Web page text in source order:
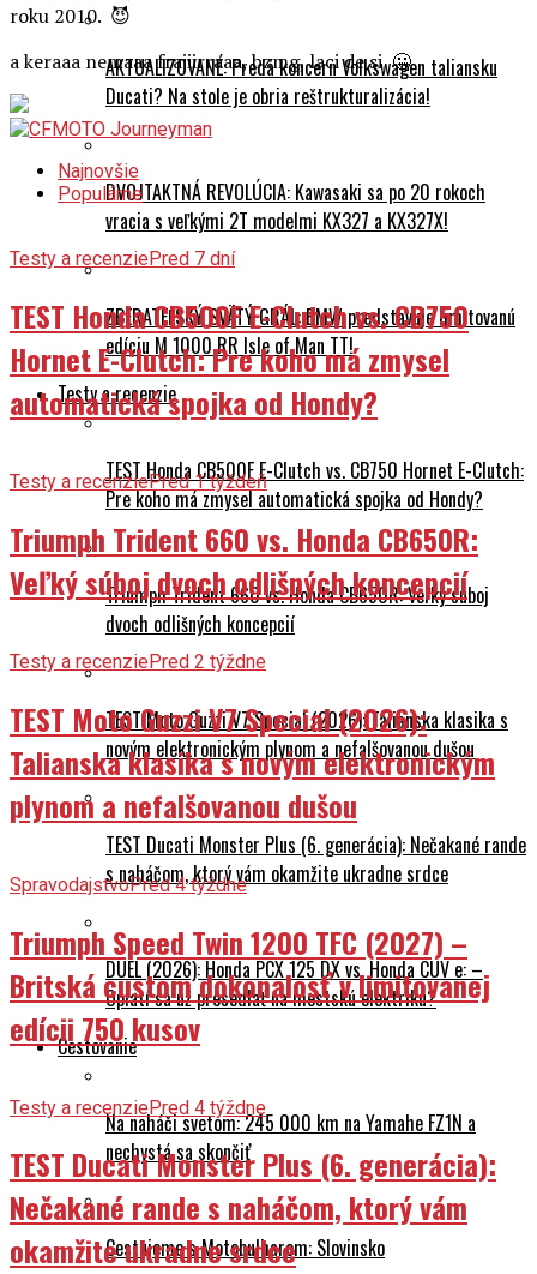
AKTUALIZOVANÉ: Predá koncern Volkswagen taliansku
Ducati? Na stole je obria reštrukturalizácia!
DVOJTAKTNÁ REVOLÚCIA: Kawasaki sa po 20 rokoch
vracia s veľkými 2T modelmi KX327 a KX327X!
ZBERATEĽSKÝ SVÄTÝ GRÁL: BMW predstavuje limitovanú
edíciu M 1000 RR Isle of Man TT!
Testy a recenzie
TEST Honda CB500F E-Clutch vs. CB750 Hornet E-Clutch:
Pre koho má zmysel automatická spojka od Hondy?
Triumph Trident 660 vs. Honda CB650R: Veľký súboj
dvoch odlišných koncepcií
TEST Moto Guzzi V7 Special (2026): Talianska klasika s
novým elektronickým plynom a nefalšovanou dušou
TEST Ducati Monster Plus (6. generácia): Nečakané rande
s naháčom, ktorý vám okamžite ukradne srdce
DUEL (2026): Honda PCX 125 DX vs. Honda CUV e: –
Oplatí sa už presedlať na mestskú elektriku?
Cestovanie
Na naháči svetom: 245 000 km na Yamahe FZ1N a
nechystá sa skončiť
Cestujeme s Motobulharom: Slovinsko
roku 2010. 😈
a keraaa nemaaa frajiirraaa, bzmg, laci de si 🤐
Najnovšie
Populárne
Testy a recenziePred 7 dní
TEST Honda CB500F E-Clutch vs. CB750
Hornet E-Clutch: Pre koho má zmysel
automatická spojka od Hondy?
Testy a recenziePred 1 týždeň
Triumph Trident 660 vs. Honda CB650R:
Veľký súboj dvoch odlišných koncepcií
Testy a recenziePred 2 týždne
TEST Moto Guzzi V7 Special (2026):
Talianska klasika s novým elektronickým
plynom a nefalšovanou dušou
SpravodajstvoPred 4 týždne
Triumph Speed Twin 1200 TFC (2027) –
Britská custom dokonalosť v limitovanej
edícii 750 kusov
Testy a recenziePred 4 týždne
TEST Ducati Monster Plus (6. generácia):
Nečakané rande s naháčom, ktorý vám
okamžite ukradne srdce